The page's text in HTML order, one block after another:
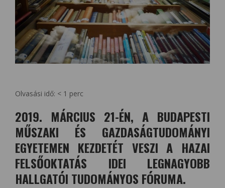
Olvasási idő: < 1 perc
2019. MÁRCIUS 21-ÉN, A BUDAPESTI
MŰSZAKI ÉS GAZDASÁGTUDOMÁNYI
EGYETEMEN KEZDETÉT VESZI A HAZAI
FELSŐOKTATÁS IDEI LEGNAGYOBB
HALLGATÓI TUDOMÁNYOS FÓRUMA.